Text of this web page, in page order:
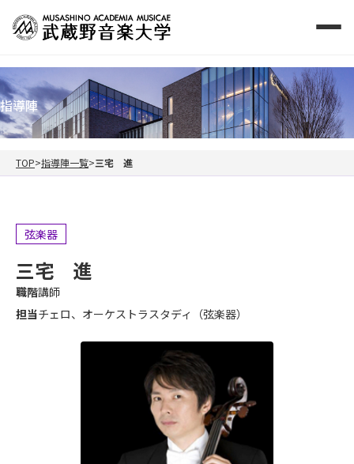
指導陣
TOP 指導陣一覧 三宅 進
弦楽器
三宅 進
職階講師
担当チェロ、オーケストラスタディ（弦楽器）